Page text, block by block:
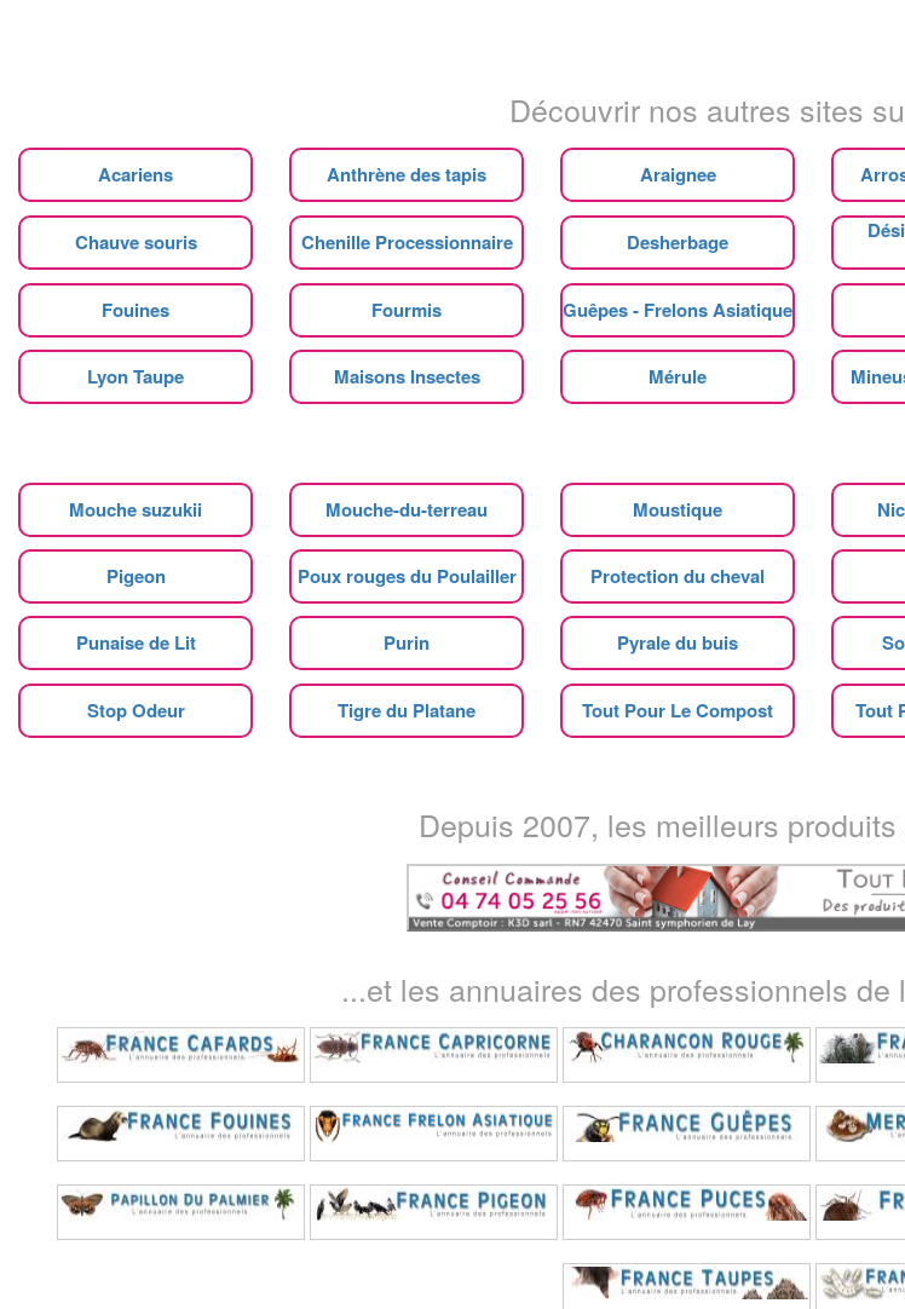
Découvrir nos autres sites
Acariens Anthrène des tapis Araignee
Chauve souris Chenille Processionnaire Desherbage
Fouines Fourmis Guêpes - Frelons Asiatique
Lyon Taupe Maisons Insectes Mérule
Mouche suzukii Mouche-du-terreau Moustique
Pigeon Poux rouges du Poulailler Protection du cheval
Punaise de Lit Purin Pyrale du buis
Stop Odeur Tigre du Platane Tout Pour Le Compost Tout
Depuis 2007, les meilleurs
...et les annuaires des professionnels